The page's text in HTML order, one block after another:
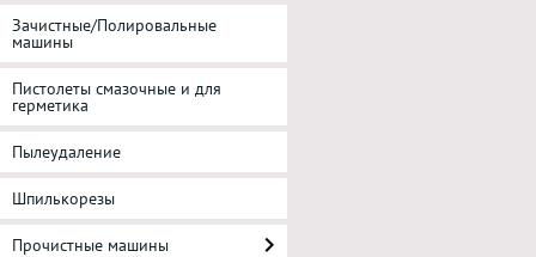
Зачистные/Полировальные
машины
Пистолеты смазочные и для
герметика
Пылеудаление
Шпилькорезы
Прочистные машины